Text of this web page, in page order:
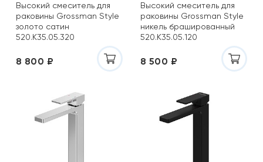
Высокий смеситель для
раковины Grossman Style
золото сатин
520.K35.05.320
8 800 ₽
Высокий смеситель для
раковины Grossman Style
никель брашированный
520.K35.05.120
8 500 ₽